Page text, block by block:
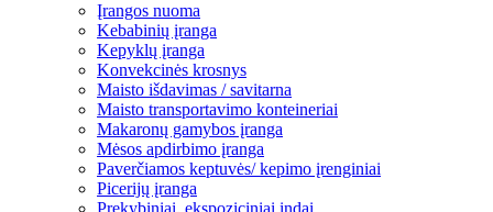
Įrangos nuoma
Kebabinių įranga
Kepyklų įranga
Konvekcinės krosnys
Maisto išdavimas / savitarna
Maisto transportavimo konteineriai
Makaronų gamybos įranga
Mėsos apdirbimo įranga
Paverčiamos keptuvės/ kepimo įrenginiai
Picerijų įranga
Prekybiniai, ekspoziciniai indai